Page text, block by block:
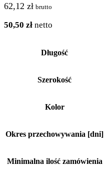
62,12 zł brutto
50,50 zł netto
Długość
Szerokość
Kolor
Okres przechowywania [dni]
Minimalna ilość zamówienia